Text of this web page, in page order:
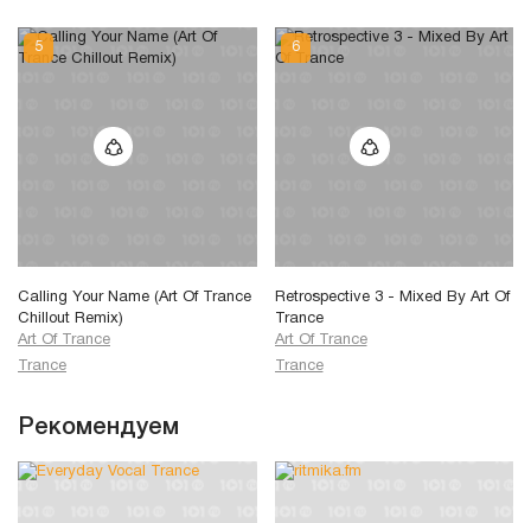
Calling Your Name (Art Of Trance
Chillout Remix)
Art Of Trance
Trance
Retrospective 3 - Mixed By Art Of
Trance
Art Of Trance
Trance
Рекомендуем